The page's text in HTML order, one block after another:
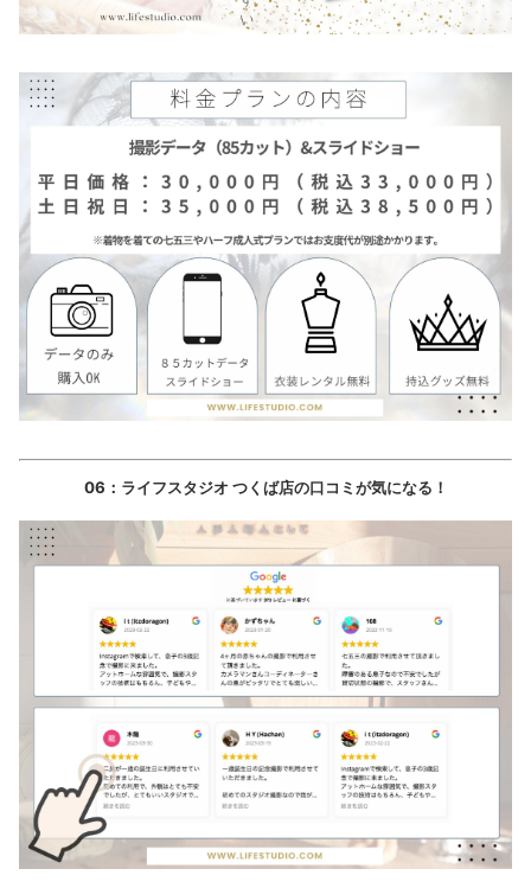
06：ライフスタジオ つくば店の口コミが気になる！